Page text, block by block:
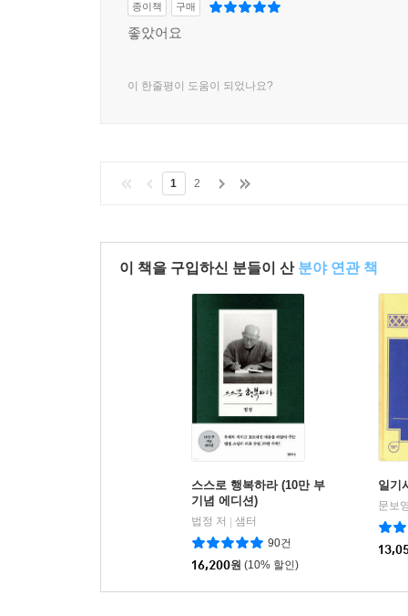
종이책 구매
좋았어요
이 한줄평이 도움이 되었나요?
1 2
이 책을 구입하신 분들이 산 분야 연관 책
스스로 행복하라 (10만 부
기념 에디션)
법정 저
샘터
90건
16,200원 (10% 할인)
일기
문보